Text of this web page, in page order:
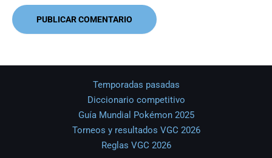
Temporadas pasadas
Diccionario competitivo
Guía Mundial Pokémon 2025
Torneos y resultados VGC 2026
Reglas VGC 2026